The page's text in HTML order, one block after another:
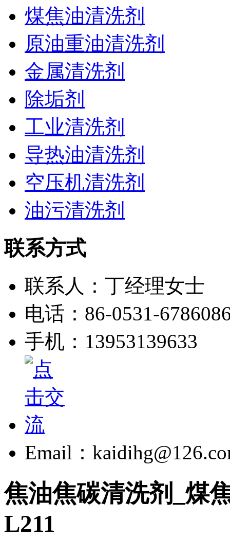
煤焦油清洗剂
原油重油清洗剂
金属清洗剂
除垢剂
工业清洗剂
导热油清洗剂
空压机清洗剂
油污清洗剂
联系方式
联系人：丁经理女士
电话：86-0531-
手机：13953139633
Email：
焦油焦碳清洗剂_煤
L211